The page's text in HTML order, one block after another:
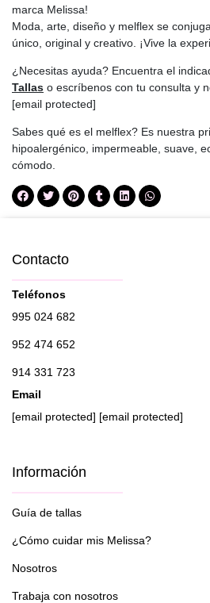
marca Melissa!
Moda, arte, diseño y melflex se
único, original y creativo. ¡Vive la
¿Necesitas ayuda? Encuentra el
Tallas o escríbenos con tu consulta y
[email protected]
Sabes qué es el melflex? Es nuestra
hipoalergénico, impermeable, suave,
cómodo.
Contacto
Teléfonos
995 024 682
952 474 652
914 331 723
Email
[email protected] [email protected]
Información
Guía de tallas
¿Cómo cuidar mis Melissa?
Nosotros
Trabaja con nosotros